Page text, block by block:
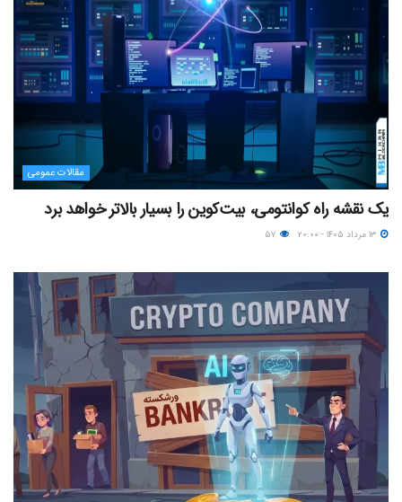
مقالات عمومی
یک نقشه راه کوانتومی، بیت‌کوین را بسیار بالاتر خواهد برد